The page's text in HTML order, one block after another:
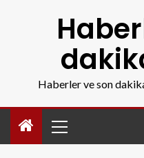
Haberler ve son